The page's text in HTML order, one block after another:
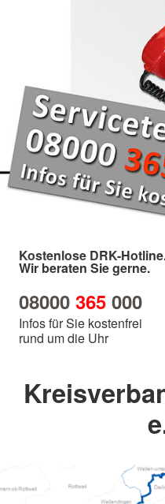
Kostenlose DRK-
Wir beraten Sie gerne.
08000 365 000
Infos für Sie kostenfrei
rund um die Uhr